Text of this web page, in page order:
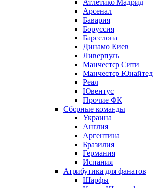
Атлетико Мадрид
Арсенал
Бавария
Боруссия
Барселона
Динамо Киев
Ливерпуль
Манчестер Сити
Манчестер Юнайтед
Реал
Ювентус
Прочие ФК
Сборные команды
Украина
Англия
Аргентина
Бразилия
Германия
Испания
Атрибутика для фанатов
Шарфы